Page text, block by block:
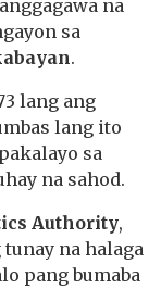
na
sa
.
lang ang
lang ito
sa
na sahod.
Authority,
tunay na halaga
pang bumaba